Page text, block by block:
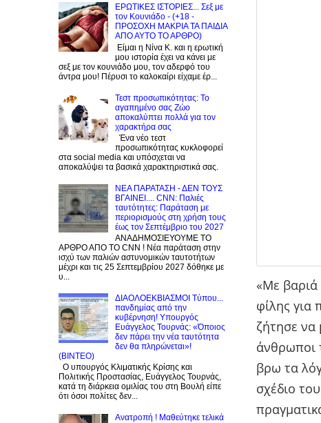
«Με βαριά
φίλης για
ζήτησε να
άνθρωποι
βρω τα
σχέδιο
ΕΡΩΤΙΚΕΣ ΙΣΤΟΡΙΕΣ... Σεξ με
τον Kουνιάδο - (+18 -
ΠΡΟΣΟΧΗ ΜΑΚΡΙΑ ΤΑ ΠΑΙΔΙΑ
ΑΠΟ ΑΥΤΟ ΤΟ ΑΡΘΡΟ)
Είμαι η Νίνα Κ. και η ερωτική
μου ιστορία έχει να κάνει με
σεξ με τον κουνιάδο μου, τον αδερφό του
άντρα μου! Πέρυσι το καλοκαίρι είχαμε έρ...
Τεστ προσωπικότητας: Το
αγαπημένο σας Zώο
αποκαλύπτει πολλά για τον
χαρακτήρα σας
Ένα νέο τεστ
προσωπικότητας κυκλοφορεί
στα social media και υπόσχεται να
αποκαλύψει τα βασικά χαρακτηριστικά σας.
NEA ΠΑΡΑΤΑΣΗ - ΔΕΝ ΤΟΥΣ
ΒΓΑΙΝΕΙ.... CNN: Παλιές
ταυτότητες: Παράταση με
περιορισμούς στη χρήση τους
έως τον Σεπτέμβριο του 2027
ΑΝΑΔΗΜΟΣΙΕΥΟΥΜΕ ΤΟ
ΑΡΘΡΟ ΑΠΟ ΤΟ CNN ! Νέα παράταση στην
ισχύ των παλιών αστυνομικών ταυτοτήτων
μέχρι και τις 25 Σεπτεμβρίου 2027 δόθηκε με
υ...
ΔΙΑΟΛΟΕΚΒΙΑΣΜΟΙ Tύπου...
πανδημίας από την
κυβέρνηση! Υπουργός
Ευάγγελος Τουρνάς: «Όποιος
δεν πάρει την νέα ταυτότητα
δεν θα πληρώνεται»!
(BINTEO)
Ο υπουργός Κλιματικής Κρίσης και
Πολιτικής Προστασίας, Ευάγγελος Τουρνάς,
κατά τη διάρκεια ομιλίας του στη Βουλή είπε
ότι όσοι πολίτες δεν...
Ανατροπή ! Mαθεύτηκε τελικά